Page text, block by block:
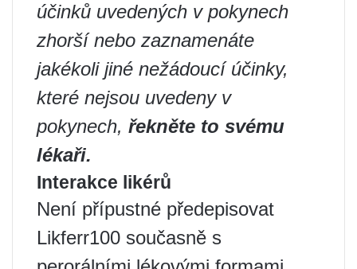
účinků uvedených v pokynech
zhorší nebo zaznamenáte
jakékoli jiné nežádoucí účinky,
které nejsou uvedeny v
pokynech, řekněte to svému
lékaři.
Interakce likérů
Není přípustné předepisovat
Likferr100 současně s